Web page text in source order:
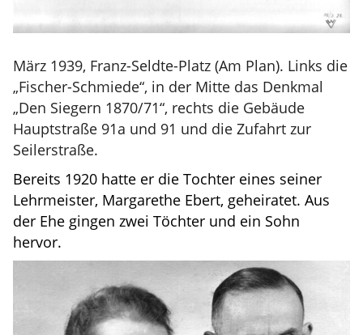
März 1939, Franz-Seldte-Platz (Am Plan). Links die
„Fischer-Schmiede“, in der Mitte das Denkmal
„Den Siegern 1870/71“, rechts die Gebäude
Hauptstraße 91a und 91 und die Zufahrt zur
Seilerstraße.
Bereits 1920 hatte er die Tochter eines seiner
Lehrmeister, MargaretheEbert, geheiratet. Aus
der Ehe gingen zwei Töchter und ein Sohn
hervor.